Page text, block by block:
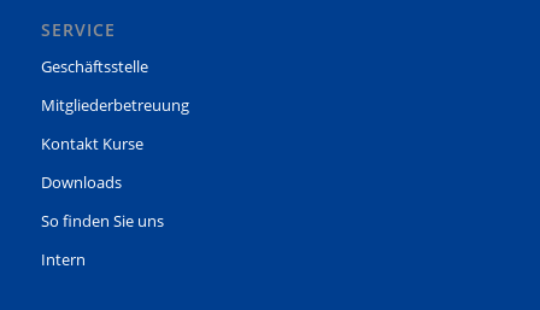
SERVICE
Geschäftsstelle
Mitgliederbetreuung
Kontakt Kurse
Downloads
So finden Sie uns
Intern